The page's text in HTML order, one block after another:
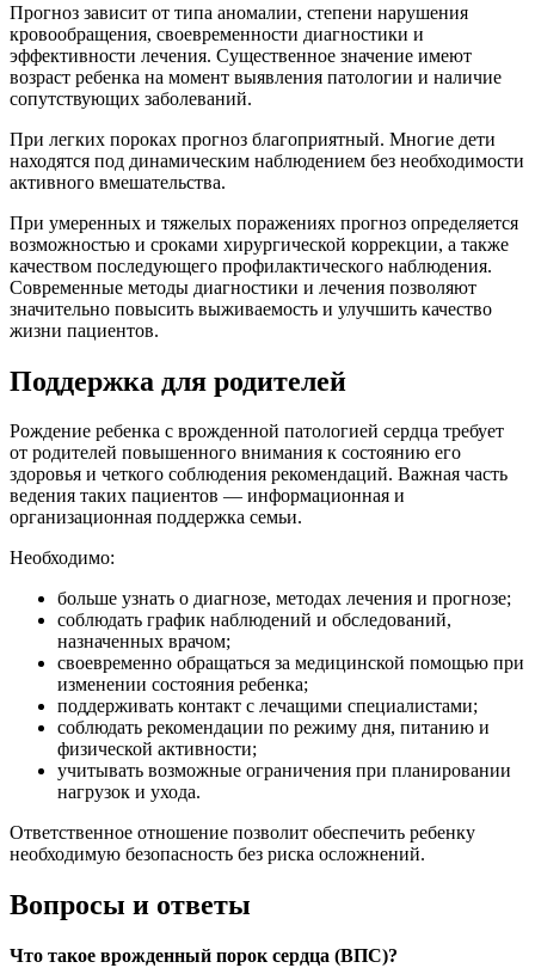
Прогноз зависит от типа аномалии, степени нарушения
кровообращения, своевременности диагностики и
эффективности лечения. Существенное значение имеют
возраст ребенка на момент выявления патологии и наличие
сопутствующих заболеваний.
При легких пороках прогноз благоприятный. Многие дети
находятся под динамическим наблюдением без необходимости
активного вмешательства.
При умеренных и тяжелых поражениях прогноз определяется
возможностью и сроками хирургической коррекции, а также
качеством последующего профилактического наблюдения.
Современные методы диагностики и лечения позволяют
значительно повысить выживаемость и улучшить качество
жизни пациентов.
Поддержка для родителей
Рождение ребенка с врожденной патологией сердца требует
от родителей повышенного внимания к состоянию его
здоровья и четкого соблюдения рекомендаций. Важная часть
ведения таких пациентов — информационная и
организационная поддержка семьи.
Необходимо:
больше узнать о диагнозе, методах лечения и прогнозе;
соблюдать график наблюдений и обследований,
назначенных врачом;
своевременно обращаться за медицинской помощью при
изменении состояния ребенка;
поддерживать контакт с лечащими специалистами;
соблюдать рекомендации по режиму дня, питанию и
физической активности;
учитывать возможные ограничения при планировании
нагрузок и ухода.
Ответственное отношение позволит обеспечить ребенку
необходимую безопасность без риска осложнений.
Вопросы и ответы
Что такое врожденный порок сердца (ВПС)?